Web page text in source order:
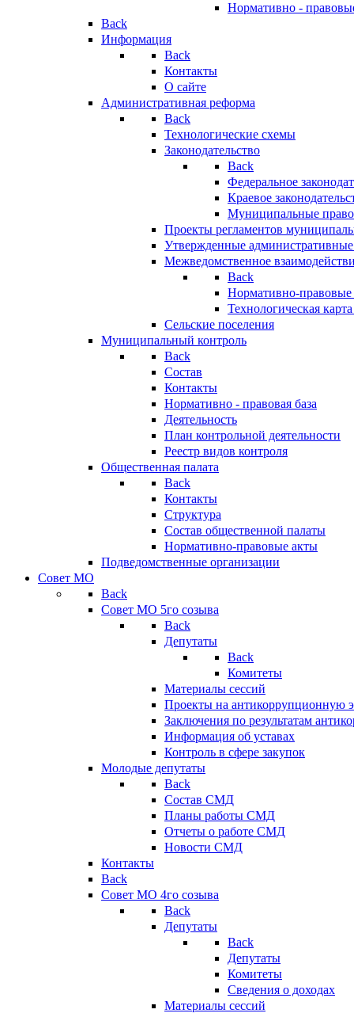
Нормативно -
Back
Информация
Back
Контакты
О сайте
Административная реформа
Back
Технологические схемы
Законодательство
Back
Федеральное
Краевое
Муниципальные
Проекты регламентов
Утвержденные
Межведомственное
Back
Нормативно-правовые
Технологическая
Сельские поселения
Муниципальный контроль
Back
Состав
Контакты
Нормативно - правовая база
Деятельность
План контрольной деятельности
Реестр видов контроля
Общественная палата
Back
Контакты
Структура
Состав общественной палаты
Нормативно-правовые акты
Подведомственные организации
Совет МО
Back
Совет МО 5го созыва
Back
Депутаты
Back
Комитеты
Материалы сессий
Проекты на антикоррупционную
Заключения по результатам
Информация об уставах
Контроль в сфере закупок
Молодые депутаты
Back
Состав СМД
Планы работы СМД
Отчеты о работе СМД
Новости СМД
Контакты
Back
Совет МО 4го созыва
Back
Депутаты
Back
Депутаты
Комитеты
Сведения о доходах
Материалы сессий